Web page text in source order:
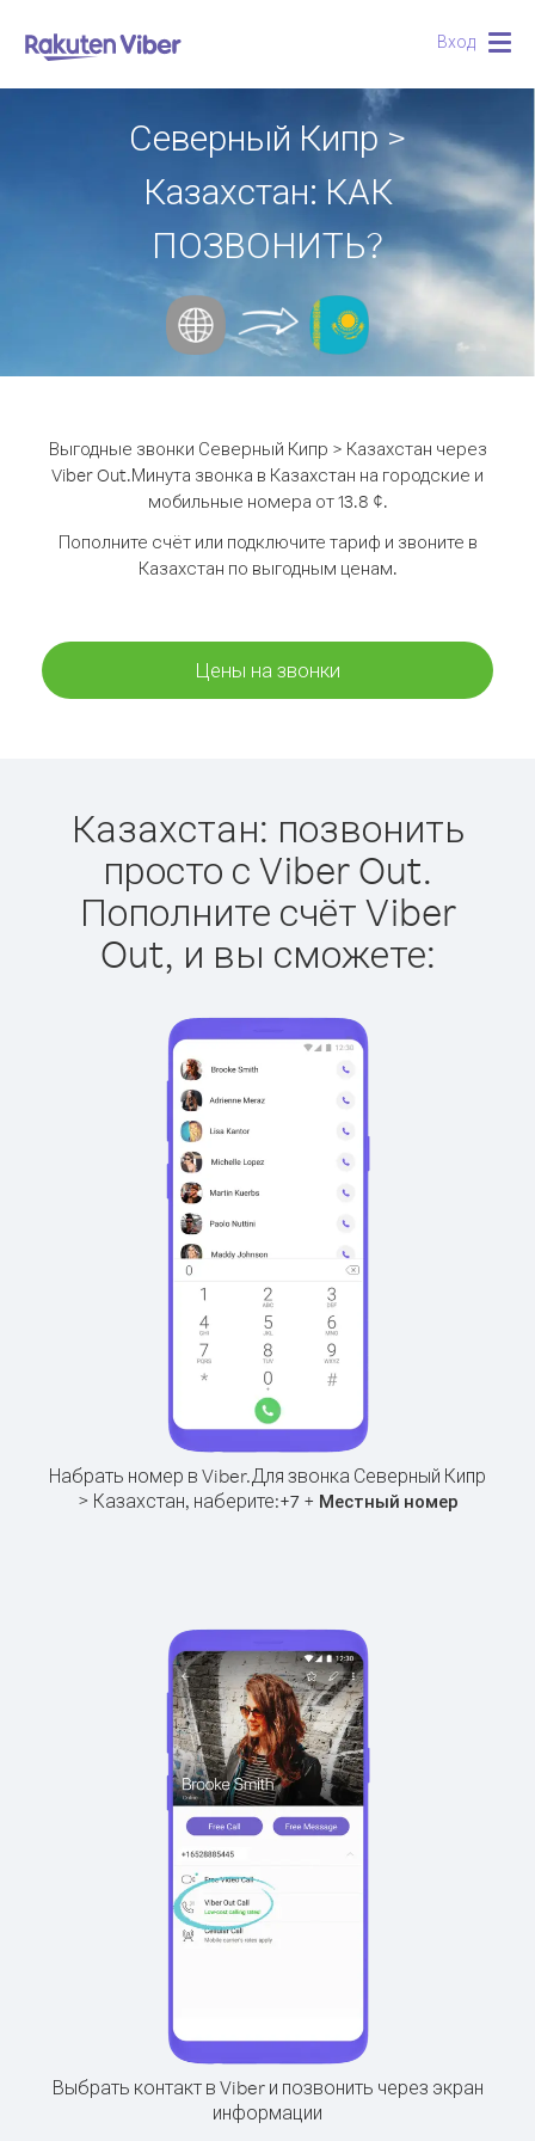
Вход
Северный Кипр >
Казахстан: КАК
ПОЗВОНИТЬ?
Выгодные звонки Северный Кипр > Казахстан через
Viber Out.Минута звонка в Казахстан на городские и
мобильные номера от 13.8 ¢.
Пополните счёт или подключите тариф и звоните в
Казахстан по выгодным ценам.
Цены на звонки
Казахстан: позвонить
просто с Viber Out.
Пополните счёт Viber
Out, и вы сможете:
Набрать номер в Viber.Для звонка Северный Кипр
> Казахстан, наберите:+7+ Местный номер
Выбрать контакт в Viber и позвонить через экран
информации